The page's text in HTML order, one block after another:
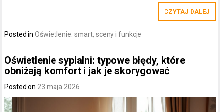
CZYTAJ DALEJ
Posted inOświetlenie: smart, sceny i funkcje
Oświetlenie sypialni: typowe błędy, które
obniżają komfort i jak je skorygować
Posted on 23 maja 2026